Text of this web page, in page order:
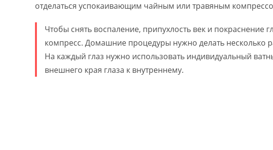
отделаться успокаивающим чайным или травяным
Чтобы снять воспаление, припухлость век и покраснение
компресс. Домашние процедуры нужно делать несколько
На каждый глаз нужно использовать индивидуальный
внешнего края глаза к внутреннему.